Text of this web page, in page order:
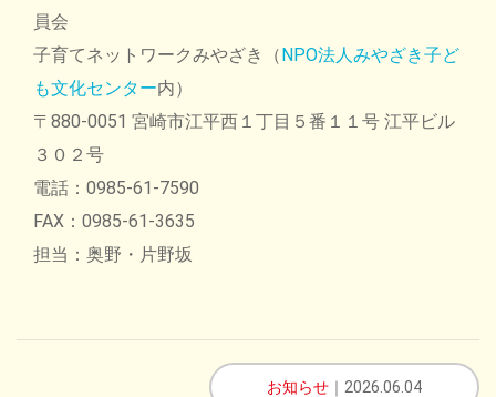
員会
子育てネットワークみやざき（NPO法人みやざき子ど
も文化センター内）
〒880-0051 宮崎市江平西１丁目５番１１号 江平ビル
３０２号
電話：0985-61-7590
FAX：0985-61-3635
担当：奥野・片野坂
お知らせ ｜2026.06.04